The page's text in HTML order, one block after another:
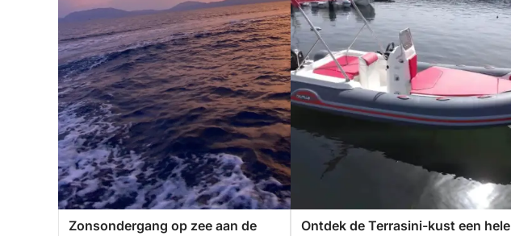
Zonsondergang op zee aan de
Ontdek de Terrasini-kust een hele